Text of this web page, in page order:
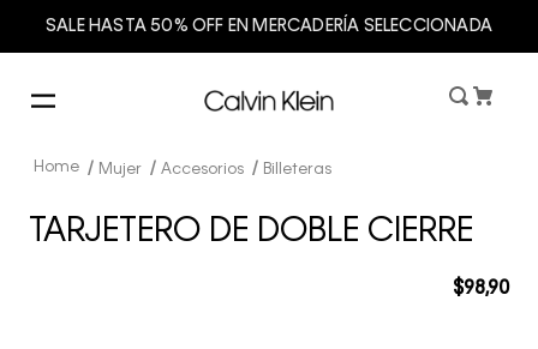
SALE HASTA 50% OFF EN MERCADERÍA SELECCIONADA
Mujer Accesorios Billeteras
TARJETERO DE DOBLE CIERRE
$98,90